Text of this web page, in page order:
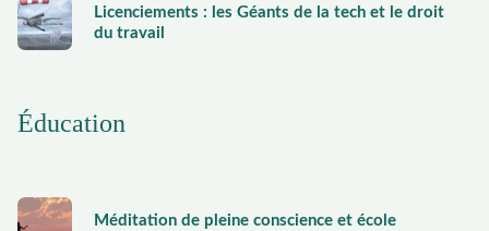
Licenciements : les Géants de la tech et le droit
du travail
Éducation
Méditation de pleine conscience et école